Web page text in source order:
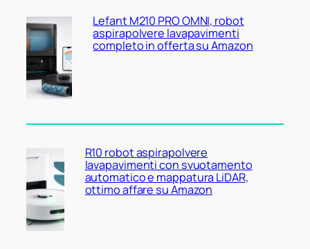
Lefant M210 PRO OMNI, robot
aspirapolvere lavapavimenti
completo in offerta su Amazon
R10 robot aspirapolvere
lavapavimenti con svuotamento
automatico e mappatura LiDAR,
ottimo affare su Amazon